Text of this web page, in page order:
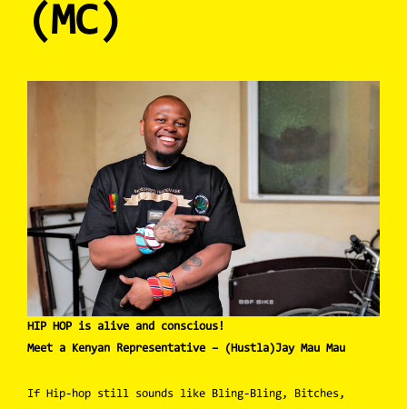
(MC)
HIP HOP is alive and conscious!
Meet a Kenyan Representative – (Hustla)Jay Mau Mau
If Hip-hop still sounds like Bling-Bling, Bitches,